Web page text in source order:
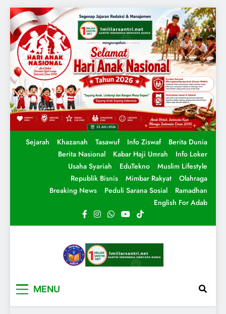
Sejarah Khazanah Tasawuf Info Ziswaf
Berita Dunia
Berita Nasional
Kabar Haji Umrah
Info Loker
Usaha Syariah
EduTekno
Muslim Lifestyle
Republik Bisnis
Mimbar Rakyat
Olahraga
Breaking News
Peduli Sarana Sosial
Ramadhan
English For Adab
MENU